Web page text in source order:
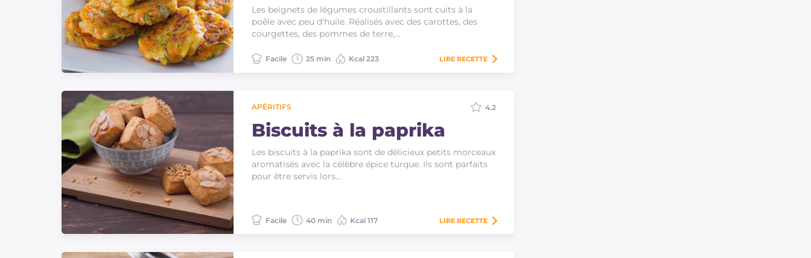
Les beignets de légumes croustillants sont cuits à la
poêle avec peu d'huile. Réalisés avec des carottes, des
courgettes, des pommes de terre,…
Facile 25 min Kcal 223 LIRE RECETTE
APÉRITIFS
Biscuits à la paprika
Les biscuits à la paprika sont de délicieux petits morceaux
aromatisés avec la célèbre épice turque. Ils sont parfaits
pour être servis lors…
4.2
Facile 40 min Kcal 117 LIRE RECETTE